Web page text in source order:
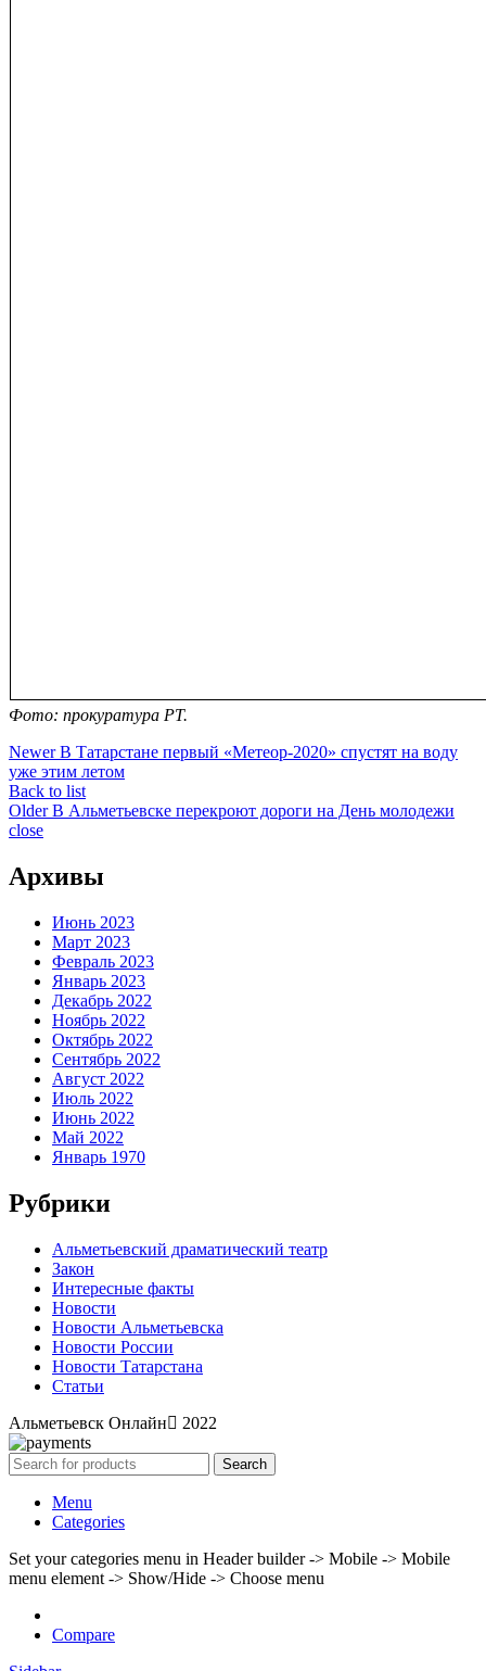
Фото: прокуратура РТ.
Newer В Татарстане первый «Метеор-2020» спустят на воду
уже этим летом
Back to list
Older В Альметьевске перекроют дороги на День молодежи
close
Архивы
Июнь 2023
Март 2023
Февраль 2023
Январь 2023
Декабрь 2022
Ноябрь 2022
Октябрь 2022
Сентябрь 2022
Август 2022
Июль 2022
Июнь 2022
Май 2022
Январь 1970
Рубрики
Альметьевский драматический театр
Закон
Интересные факты
Новости
Новости Альметьевска
Новости России
Новости Татарстана
Статьи
Альметьевск Онлайн
2022
Search
Menu
Categories
Set your categories menu in Header builder -> Mobile -> Mobile
menu element -> Show/Hide -> Choose menu
Compare